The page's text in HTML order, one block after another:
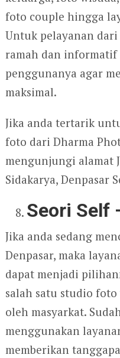
foto couple hingga
Untuk pelayanan
ramah dan informatif
penggunanya agar
maksimal.
Jika anda tertarik
foto dari Dharma
mengunjungi alamat
Sidakarya, Denpasar
Seori Self
Jika anda sedang
Denpasar, maka
dapat menjadi
salah satu studio
oleh masyarkat.
menggunakan
memberikan